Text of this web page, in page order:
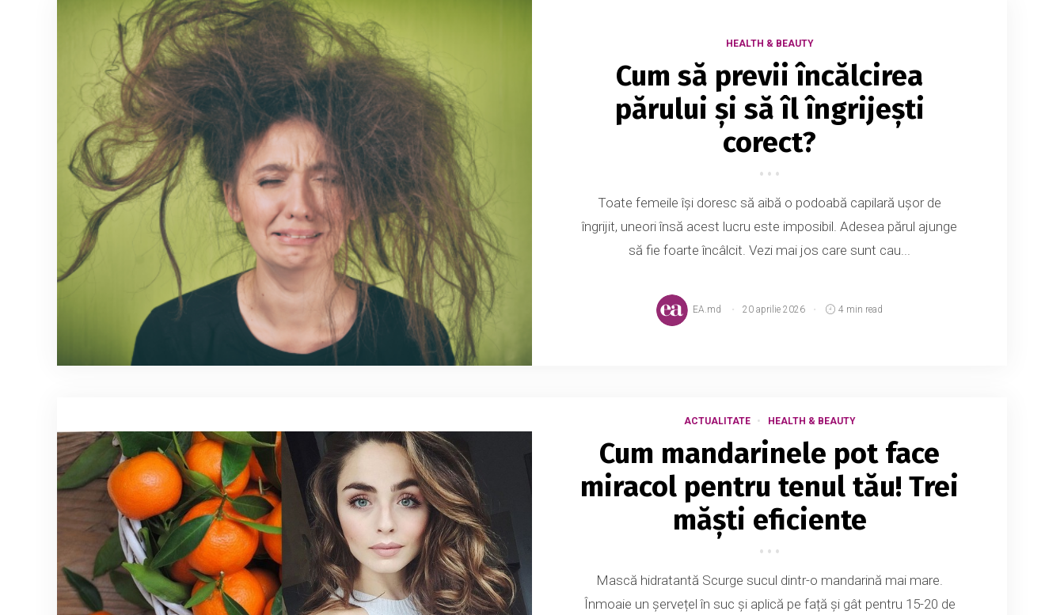
HEALTH & BEAUTY
Cum să previi încălcirea
părului și să îl îngrijești
corect?
Toate femeile își doresc să aibă o podoabă capilară ușor de
îngrijit, uneori însă acest lucru este imposibil. Adesea părul ajunge
să fie foarte încâlcit. Vezi mai jos care sunt cau...
EA.md 20 aprilie 2026 4 min read
ACTUALITATE HEALTH & BEAUTY
Cum mandarinele pot face
miracol pentru tenul tău! Trei
măști eficiente
Mască hidratantă Scurge sucul dintr-o mandarină mai mare.
Înmoaie un șervețel în suc și aplică pe față și gât pentru 15-20 de